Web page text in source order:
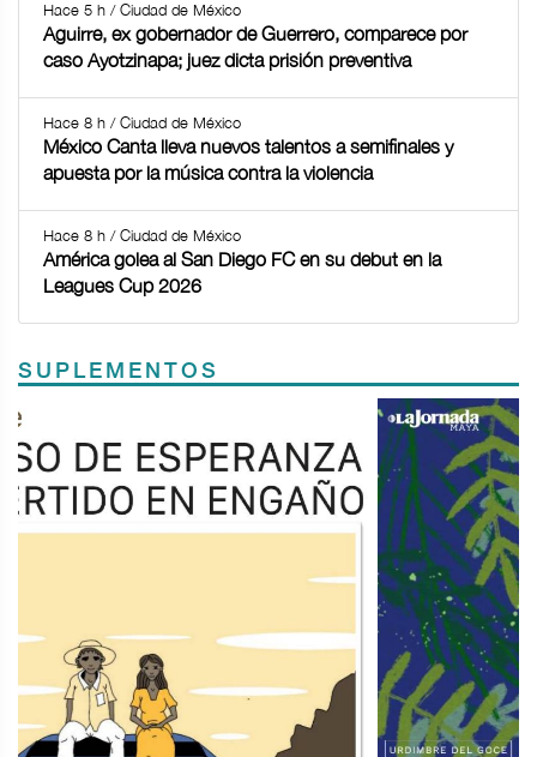
Hace 5 h / Ciudad de México
Aguirre, ex gobernador de Guerrero, comparece por
caso Ayotzinapa; juez dicta prisión preventiva
Hace 8 h / Ciudad de México
México Canta lleva nuevos talentos a semifinales y
apuesta por la música contra la violencia
Hace 8 h / Ciudad de México
América golea al San Diego FC en su debut en la
Leagues Cup 2026
SUPLEMENTOS